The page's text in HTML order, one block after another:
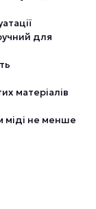
для
матеріалів
міді не менше